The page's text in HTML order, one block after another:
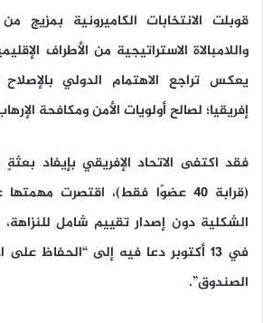
قوبلت الانتخابات الكاميرونية بمزيج
واللامبالاة الاستراتيجية من الأطراف
يعكس تراجع الاهتمام الدولي
إفريقيا؛ لصالح أولويات الأمن ومكافحة
فقد اكتفى الاتحاد الإفريقي بإيفاد
(قرابة 40 عضوًا فقط)، اقتصرت
الشكلية دون إصدار تقييم شامل
في 13 أكتوبر دعا فيه إلى “الحفاظ على
الصندوق”.